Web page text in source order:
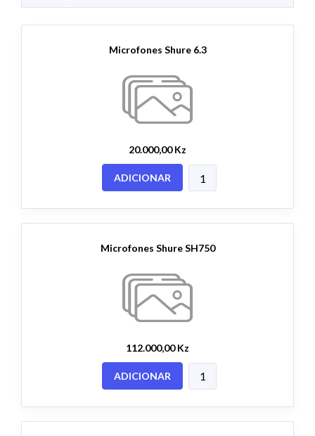
Microfones Shure 6.3
20.000,00 Kz
ADICIONAR
Microfones Shure SH750
112.000,00 Kz
ADICIONAR